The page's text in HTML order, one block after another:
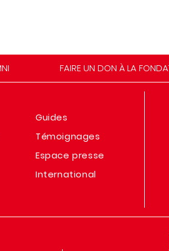
FAIRE UN DON À LA
Guides
Témoignages
Espace presse
International